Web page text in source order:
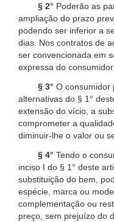
§ 2° Poderão as
ampliação do prazo
podendo ser inferior a
dias. Nos contratos de
ser convencionada em
expressa do consumidor.
§ 3° O consumidor
alternativas do § 1°
extensão do vício, a
comprometer a
diminuir-lhe o valor ou
§ 4° Tendo o
inciso I do § 1° deste
substituição do bem,
espécie, marca ou
complementação ou
preço, sem prejuízo do